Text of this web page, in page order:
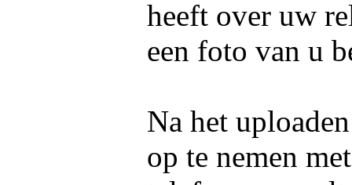
heeft over uw
een foto van u
Na het
op te nemen